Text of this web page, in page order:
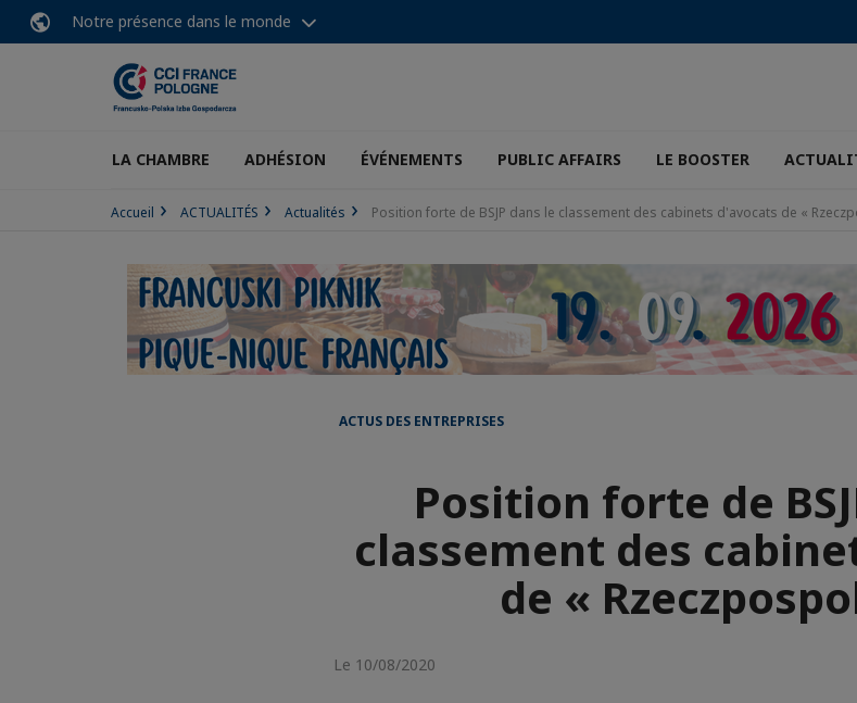
Notre présence dans le monde
LA CHAMBRE ADHÉSION ÉVÉNEMENTS PUBLIC AFFAIRS LE BOOSTER
Accueil ACTUALITÉS Actualités Position forte de BSJP dans le classement des cabinets d'avocats de «
ACTUS DES ENTREPRISES
Position forte de
classement des
de «
Le 10/08/2020